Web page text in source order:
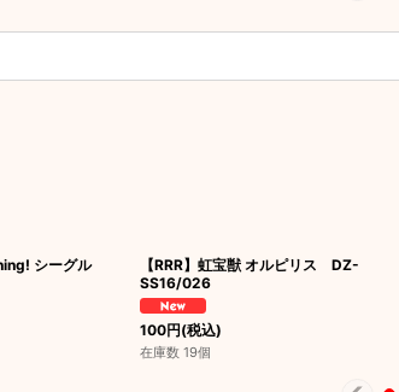
シーグル
【RRR】虹宝獣 オルピリス DZ-
SS16/026
100円(税込)
在庫数 19個